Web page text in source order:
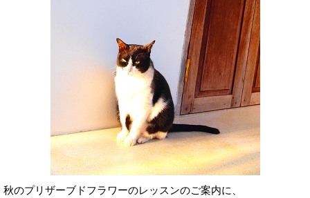
秋のプリザーブドフラワーのレッスンのご案内に、